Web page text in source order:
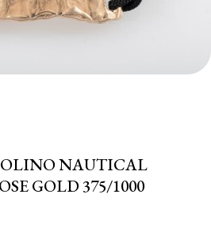
NAUTICAL
GOLD 375/1000